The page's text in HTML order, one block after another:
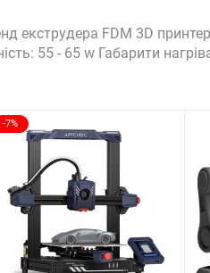
екструдера FDM 3D
55 - 65 w Габарити
-7%